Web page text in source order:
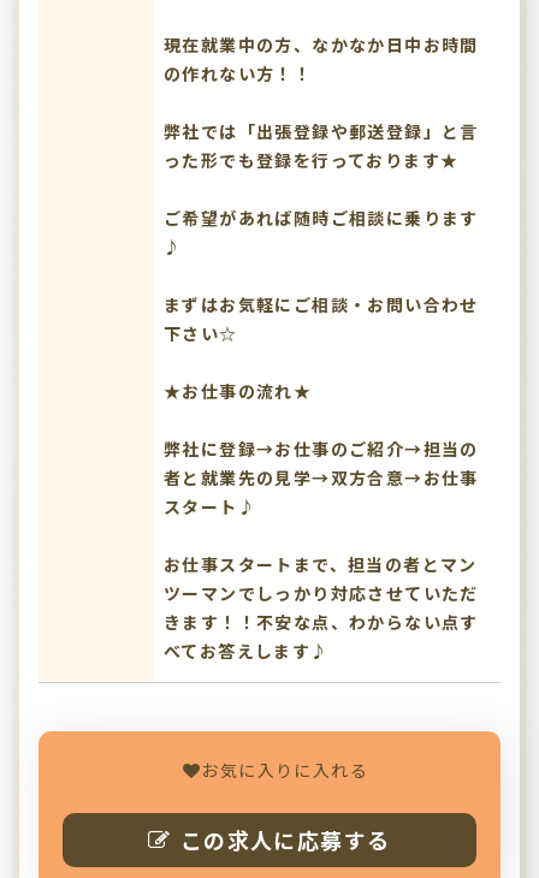
現在就業中の方、なかなか日中お時間
の作れない方！！
弊社では「出張登録や郵送登録」と言
った形でも登録を行っております★
ご希望があれば随時ご相談に乗ります
♪
まずはお気軽にご相談・お問い合わせ
下さい☆
★お仕事の流れ★
弊社に登録→お仕事のご紹介→担当の
者と就業先の見学→双方合意→お仕事
スタート♪
お仕事スタートまで、担当の者とマン
ツーマンでしっかり対応させていただ
きます！！不安な点、わからない点す
べてお答えします♪
お気に入りに入れる
この求人に応募する